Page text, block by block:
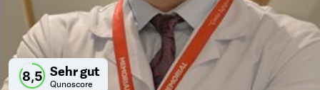
8,5 Sehr gut
Qunoscore